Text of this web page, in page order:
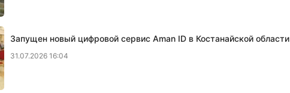
Запущен новый цифровой сервис Aman ID в Костанайской области
31.07.2026 16:04